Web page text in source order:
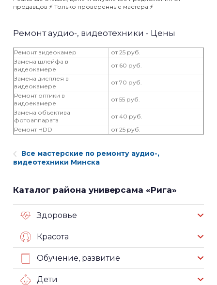
продавцов ⚡️ Только проверенные мастера ⚡️
Ремонт аудио-, видеотехники - Цены
Ремонт видеокамер
от 25 руб.
Замена шлейфа в
видеокамере
от 60 руб.
Замена дисплея в
видеокамере
от 70 руб.
Ремонт оптики в
видоекамере
от 55 руб.
Замена объектива
фотоаппарата
от 40 руб.
Ремонт HDD
от 25 руб.
Все мастерские по ремонту аудио-,
видеотехники Минска
Каталог района универсама «Рига»
Здоровье
Красота
Обучение, развитие
Дети